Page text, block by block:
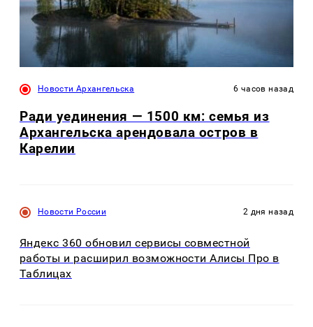
Новости Архангельска 6 часов назад
Ради уединения — 1500 км: семья из
Архангельска арендовала остров в
Карелии
Новости России 2 дня назад
Яндекс 360 обновил сервисы совместной
работы и расширил возможности Алисы Про в
Таблицах